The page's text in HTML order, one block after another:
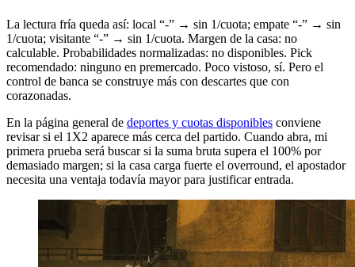
La lectura fría queda así: local “-” → sin 1/cuota; empate “-” → sin
1/cuota; visitante “-” → sin 1/cuota. Margen de la casa: no
calculable. Probabilidades normalizadas: no disponibles. Pick
recomendado: ninguno en premercado. Poco vistoso, sí. Pero el
control de banca se construye más con descartes que con
corazonadas.
En la página general de deportes y cuotas disponibles conviene
revisar si el 1X2 aparece más cerca del partido. Cuando abra, mi
primera prueba será buscar si la suma bruta supera el 100% por
demasiado margen; si la casa carga fuerte el overround, el apostador
necesita una ventaja todavía mayor para justificar entrada.